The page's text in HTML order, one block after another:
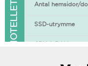
Antal hemsidor/
SSD-utrymme
CPU & RAM
Gratis SSL-